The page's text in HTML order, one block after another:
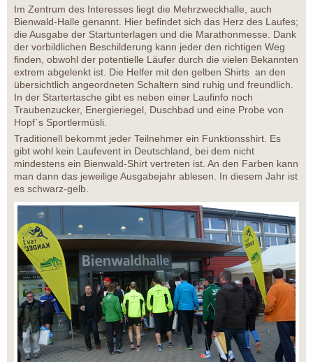
Im Zentrum des Interesses liegt die Mehrzweckhalle, auch
Bienwald-Halle genannt. Hier befindet sich das Herz des Laufes;
die Ausgabe der Startunterlagen und die Marathonmesse. Dank
der vorbildlichen Beschilderung kann jeder den richtigen Weg
finden, obwohl der potentielle Läufer durch die vielen Bekannten
extrem abgelenkt ist. Die Helfer mit den gelben Shirts an den
übersichtlich angeordneten Schaltern sind ruhig und freundlich.
In der Startertasche gibt es neben einer Laufinfo noch
Traubenzucker, Energieriegel, Duschbad und eine Probe von
Hopf`s Sportlermüsli.
Traditionell bekommt jeder Teilnehmer ein Funktionsshirt. Es
gibt wohl kein Laufevent in Deutschland, bei dem nicht
mindestens ein Bienwald-Shirt vertreten ist. An den Farben kann
man dann das jeweilige Ausgabejahr ablesen. In diesem Jahr ist
es schwarz-gelb.